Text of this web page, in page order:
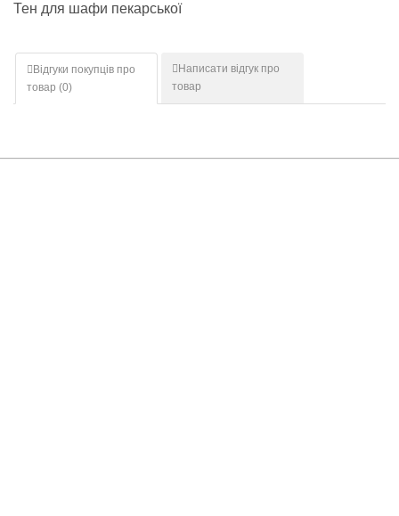
Тен для шафи пекарської
Відгуки покупців про
товар (0)
Написати відгук про
товар